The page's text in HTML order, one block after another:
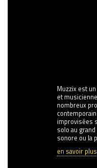
Muzzix est
et
nombreux
improvisées
solo au
sonore ou la
en savoir plus